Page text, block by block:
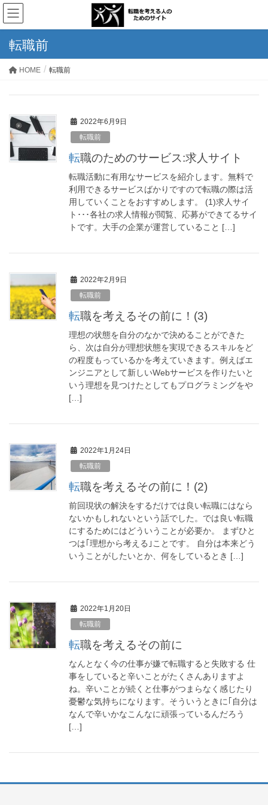
転職前
HOME 転職前
2022年6月9日
転職前
転職のためのサービス:求人サイト
転職活動に有用なサービスを紹介します。無料で
利用できるサービスばかりですので転職の際は活
用していくことをおすすめします。 (1)求人サイ
ト･･･各社の求人情報が閲覧、応募ができてるサイ
トです。大手の企業が運営していること […]
2022年2月9日
転職前
転職を考えるその前に！(3)
理想の状態を自分のなかで決めることができた
ら、次は自分が理想状態を実現できるスキルをど
の程度もっているかを考えていきます。例えばエ
ンジニアとして新しいWebサービスを作りたいと
いう理想を見つけたとしてもプログラミングをや
[…]
2022年1月24日
転職前
転職を考えるその前に！(2)
前回現状の解決をするだけでは良い転職にはなら
ないかもしれないという話でした。では良い転職
にするためにはどういうことが必要か。 まずひと
つは｢理想から考える｣ことです。 自分は本来どう
いうことがしたいとか、何をしているとき […]
2022年1月20日
転職前
転職を考えるその前に
なんとなく今の仕事が嫌で転職すると失敗する 仕
事をしていると辛いことがたくさんありますよ
ね。辛いことが続くと仕事がつまらなく感じたり
憂鬱な気持ちになります。そういうときに｢自分は
なんで辛いかなこんなに頑張っているんだろう
[…]